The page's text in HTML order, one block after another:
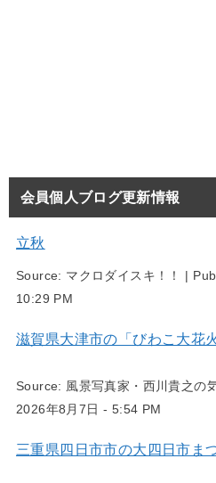
会員個人ブログ更新情報
立秋
Source: マクロダイスキ！！ |
10:29 PM
滋賀県大津市の「びわこ大花
Source: 風景写真家・西川貴之の
2026年8月7日 - 5:54 PM
三重県四日市市の大四日市ま